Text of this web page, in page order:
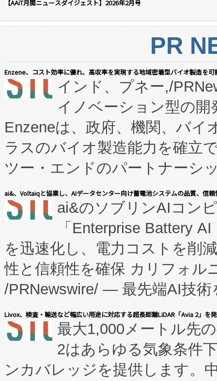
【AAiT月間ニュースダイジェスト】2026年2月号
PR
Enzene、コスト効率に優れ、高収率を実現する地域密着型バイオ製造を
インド、プネー,/
イノベーション型の
Enzeneは、政府、機関、バイ
ラスのバイオ製造能力を確立
ツー・エンドのパートナーシ
表しました。 同社の実績ある
manufacturing™ (FCCM™) プ
たNeXは、バイオ医薬品製造
従来のフェッドバッチ施設の
に、患者やサプライチェーン
キー方式で拡張性が高く、持
す。FCCM‑を活用した現地生
患者にとっての費用負担を大
のアクセスを大幅に拡大する
Fully-Connected Continuous
ai&、Voltaiqと協業し、AIデータセンター向け蓄電池システムの品質、信
ai&のソブリンAIコン
「Enterprise Battery
を迅速化し、電力コストを削
性と信頼性を確保 カリフォル
/PRNewswire/ — 最先端AI技術
会社エーアイ・アンド：本社
President原信平）と、エンタ
ードするVoltaiqは、日本にあ
ーエネルギー貯蔵システム（
Livox、検査・輸送など幅広い用途に対応する超長距離LiDAR「Avia 2」を
最大1,000メートル先
2はあらゆる気象条件
ンカバレッジを提供します。